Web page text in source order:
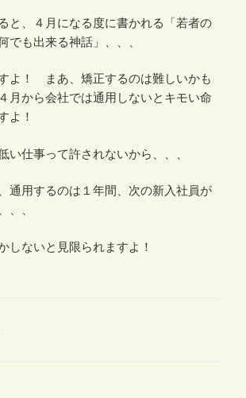
と、４月になる度に書かれる「若者の
でも出来る神話」、、、
よ！ まあ、矯正するのは難しいかも
月から会社では通用しないとキモい命
よ！
い仕事って許されないから、、、
通用するのは１年間、次の新入社員が
、、
しないと見限られますよ！